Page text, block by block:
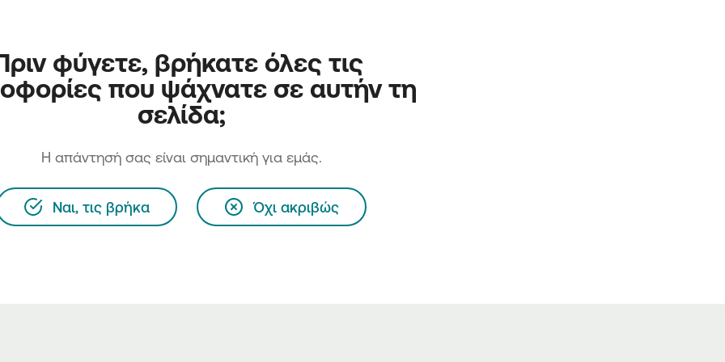
φύγετε, βρήκατε όλες τις
που ψάχνατε σε αυτήν τη
σελίδα;
H απάντησή σας είναι σημαντική για εμάς.
Ναι, τις βρήκα Όχι ακριβώς